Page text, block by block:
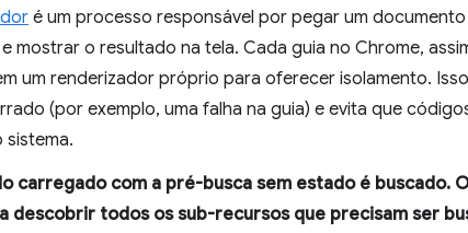
é um processo responsável por pegar um
mostrar o resultado na tela. Cada guia no Chrome,
um renderizador próprio para oferecer isolamento.
(por exemplo, uma falha na guia) e evita que
carregado com a pré-busca sem estado é buscado.
descobrir todos os sub-recursos que precisam ser